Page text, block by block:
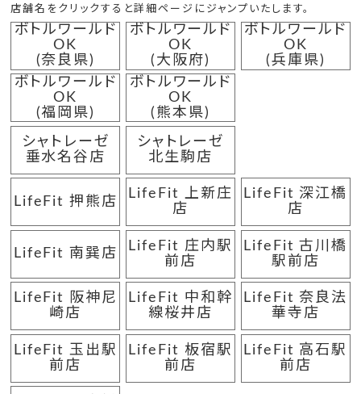
店舗名をクリックすると詳細ページにジャンプいたします。
ボトルワールド
OK
(奈良県)
ボトルワールド
OK
(大阪府)
ボトルワールド
OK
(兵庫県)
ボトルワールド
OK
(福岡県)
ボトルワールド
OK
(熊本県)
シャトレーゼ
垂水名谷店
シャトレーゼ
北生駒店
LifeFit 押熊店
LifeFit 上新庄
店
LifeFit 深江橋
店
LifeFit 南巽店
LifeFit 庄内駅
前店
LifeFit 古川橋
駅前店
LifeFit 阪神尼
崎店
LifeFit 中和幹
線桜井店
LifeFit 奈良法
華寺店
LifeFit 玉出駅
前店
LifeFit 板宿駅
前店
LifeFit 高石駅
前店